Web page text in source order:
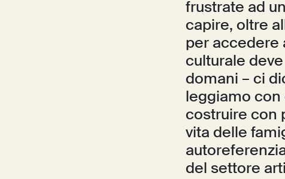
frustrate ad
capire, oltre
per accedere
culturale
domani – ci
leggiamo con
costruire con
vita delle
del settore